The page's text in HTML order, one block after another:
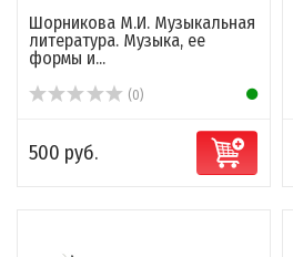
Шорникова М.И. Музыкальная
литература. Музыка, ее
формы и...
(0)
500 руб.